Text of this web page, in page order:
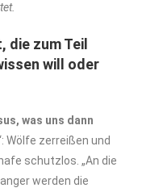
die zum Teil
will oder
was uns dann
Wölfe zerreißen und
schutzlos. „An die
werden die